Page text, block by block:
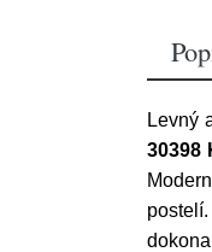
Levný
30398